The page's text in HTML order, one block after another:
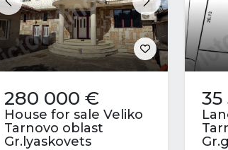
Previous Next
280 000 €
House for sale Veliko
Tarnovo oblast
Gr.lyaskovets